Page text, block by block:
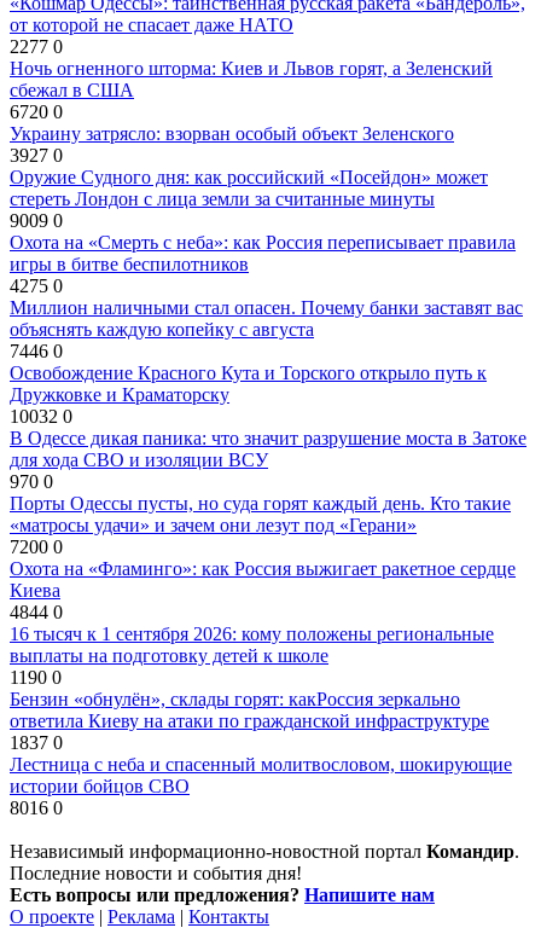
от которой не спасает даже НАТО
2277 0
Ночь огненного шторма: Киев и Львов горят, а Зеленский
сбежал в США
6720 0
Украину затрясло: взорван особый объект Зеленского
3927 0
Оружие Судного дня: как российский «Посейдон» может
стереть Лондон с лица земли за считанные минуты
9009 0
Охота на «Смерть с неба»: как Россия переписывает правила
игры в битве беспилотников
4275 0
Миллион наличными стал опасен. Почему банки заставят вас
объяснять каждую копейку с августа
7446 0
Освобождение Красного Кута и Торского открыло путь к
Дружковке и Краматорску
10032 0
В Одессе дикая паника: что значит разрушение моста в Затоке
для хода СВО и изоляции ВСУ
970 0
Порты Одессы пусты, но суда горят каждый день. Кто такие
«матросы удачи» и зачем они лезут под «Герани»
7200 0
Охота на «Фламинго»: как Россия выжигает ракетное сердце
Киева
4844 0
16 тысяч к 1 сентября 2026: кому положены региональные
выплаты на подготовку детей к школе
1190 0
Бензин «обнулён», склады горят: какРоссия зеркально
ответила Киеву на атаки по гражданской инфраструктуре
1837 0
Лестница с неба и спасенный молитвословом, шокирующие
истории бойцов СВО
8016 0
Независимый информационно-новостной портал Командир.
Последние новости и события дня!
Есть вопросы или предложения? Напишите нам
О проекте | Реклама | Контакты